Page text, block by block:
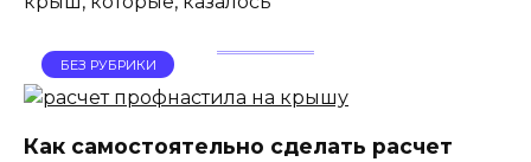
БЕЗ РУБРИКИ
Как самостоятельно сделать расчет